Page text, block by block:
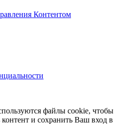
Контентом
файлы cookie, чтобы
контент и сохранить Ваш вход в